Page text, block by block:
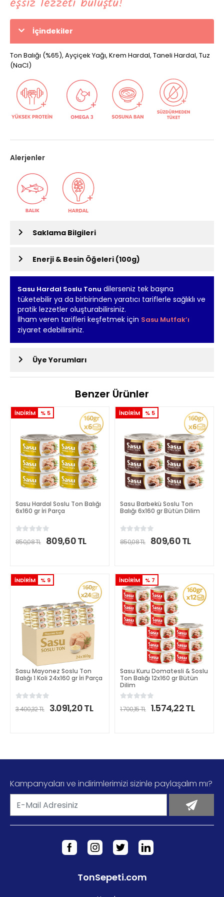
İçindekiler
Ton Balığı (%65), Ayçiçek Yağı, Krem Hardal, Taneli Hardal, Tuz
(NaCI)
Alerjenler
Saklama Bilgileri
Enerji & Besin Öğeleri (100g)
Sasu Hardal Soslu Tonu dilerseniz tek başına
tüketebilir ya da birbirinden yaratıcı tariflerle sağlıklı ve
pratik lezzetler oluşturabilirsiniz.
İlham veren tarifleri keşfetmek için Sasu Mutfak’ı
ziyaret edebilirsiniz.
Üye Yorumları
Benzer Ürünler
İNDİRİM % 5
Sasu Hardal Soslu Ton Balığı
6x160 gr İri Parça
850,08 TL 809,60 TL
İNDİRİM % 5
Sasu Barbekü Soslu Ton
Balığı 6x160 gr Bütün Dilim
850,08 TL 809,60 TL
İNDİRİM % 9
Sasu Mayonez Soslu Ton
Balığı 1 Koli 24x160 gr İri Parça
3.400,32 TL 3.091,20 TL
İNDİRİM % 7
Sasu Kuru Domatesli & Soslu
Ton Balığı 12x160 gr Bütün
Dilim
1.700,15 TL 1.574,22 TL
Kampanyaları ve indirimlerimizi sizinle paylaşalım mı?
TonSepeti.com